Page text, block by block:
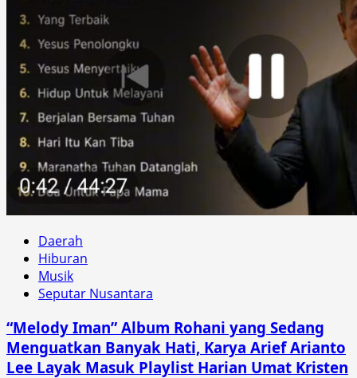
Daerah
Hiburan
Musik
Seputar Nusantara
“Melody Iman” Album Rohani yang Sedang
Menguatkan Banyak Hati, Karya Arief Arianto
Lee Layak Masuk Playlist Harian Umat Kristen